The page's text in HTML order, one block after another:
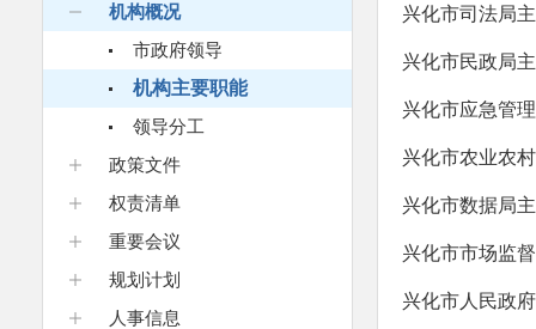
机构概况
市政府领导
机构主要职能
领导分工
政策文件
权责清单
重要会议
规划计划
人事信息
兴化市司法局
兴化市民政局
兴化市应急管
兴化市农业农
兴化市数据局
兴化市市场监
兴化市人民政